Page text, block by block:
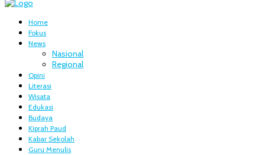
Home
Fokus
News
Nasional
Regional
Opini
Literasi
Wisata
Edukasi
Budaya
Kiprah Paud
Kabar Sekolah
Guru Menulis